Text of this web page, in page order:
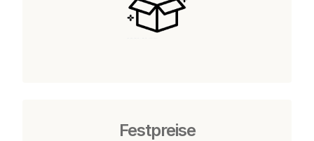
Festpreise